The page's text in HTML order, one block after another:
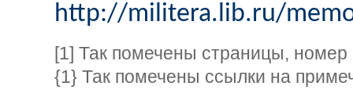
http://militera.lib.ru/
[1] Так помечены страницы, номер
{1} Так помечены ссылки на